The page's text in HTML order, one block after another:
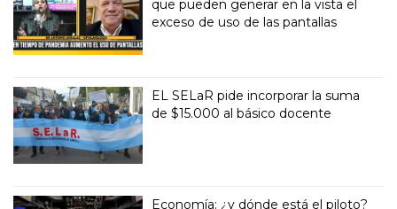
que pueden generar en la vista el
exceso de uso de las pantallas
EL SELaR pide incorporar la suma
de $15.000 al básico docente
Economía: ¿y dónde está el piloto?